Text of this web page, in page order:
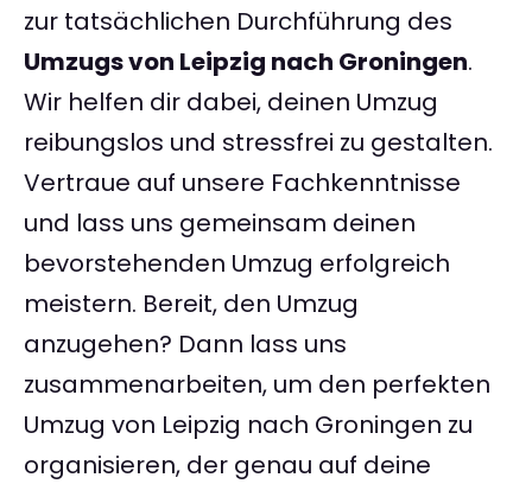
zur tatsächlichen Durchführung des
Umzugs von Leipzig nach Groningen.
Wir helfen dir dabei, deinen Umzug
reibungslos und stressfrei zu gestalten.
Vertraue auf unsere Fachkenntnisse
und lass uns gemeinsam deinen
bevorstehenden Umzug erfolgreich
meistern. Bereit, den Umzug
anzugehen? Dann lass uns
zusammenarbeiten, um den perfekten
Umzug von Leipzig nach Groningen zu
organisieren, der genau auf deine